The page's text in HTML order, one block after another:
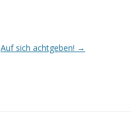
Auf sich achtgeben! →